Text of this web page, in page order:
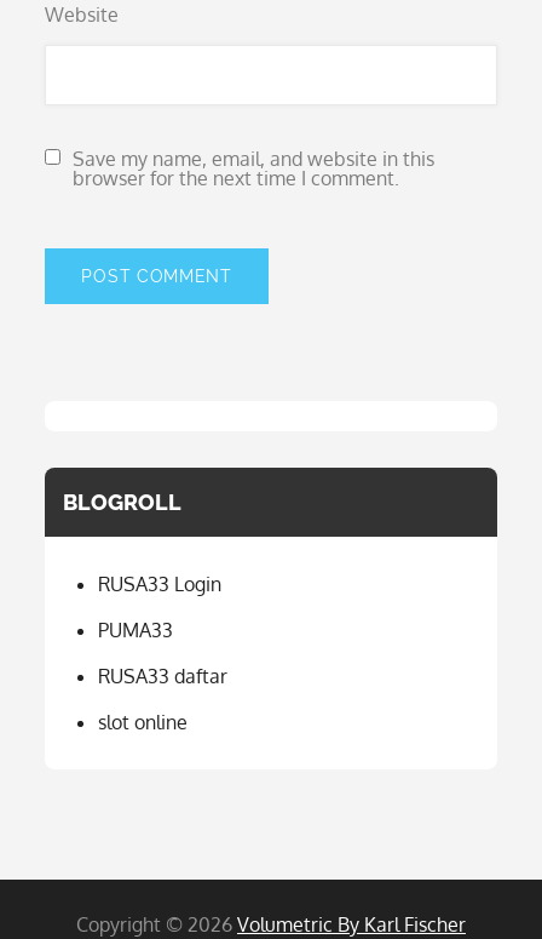
Website
Save my name, email, and website in this
browser for the next time I comment.
BLOGROLL
RUSA33 Login
PUMA33
RUSA33 daftar
slot online
Copyright © 2026 Volumetric By Karl Fischer